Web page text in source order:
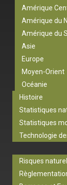
Amérique
Amérique du
Amérique du
Asie
Europe
Moyen-Orient
Océanie
Histoire
Statistiques
Statistiques
Technologie
Risques